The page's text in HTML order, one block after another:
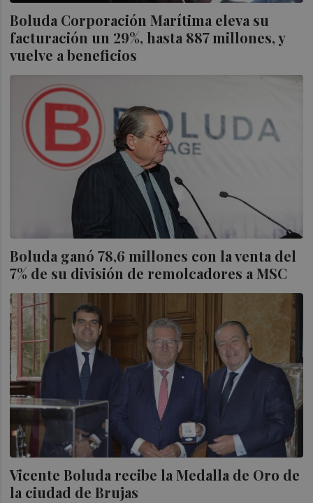
Boluda Corporación Marítima eleva su
facturación un 29%, hasta 887 millones, y
vuelve a beneficios
Boluda ganó 78,6 millones con la venta del
7% de su división de remolcadores a MSC
Vicente Boluda recibe la Medalla de Oro de
la ciudad de Brujas